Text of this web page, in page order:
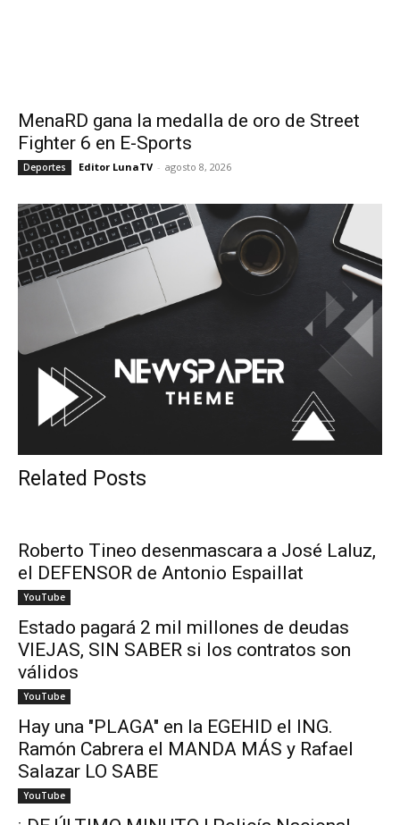
MenaRD gana la medalla de oro de Street
Fighter 6 en E-Sports
Deportes Editor LunaTV - agosto 8, 2026
Related Posts
Roberto Tineo desenmascara a José Laluz,
el DEFENSOR de Antonio Espaillat
YouTube
Estado pagará 2 mil millones de deudas
VIEJAS, SIN SABER si los contratos son
válidos
YouTube
Hay una "PLAGA" en la EGEHID el ING.
Ramón Cabrera el MANDA MÁS y Rafael
Salazar LO SABE
YouTube